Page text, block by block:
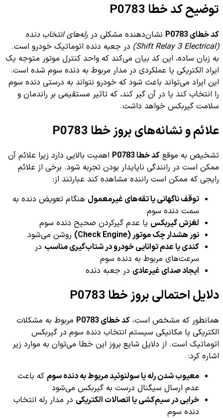
توضیح کد خطا P0783
کد خطای P0783 نشان‌دهنده مشکلی در رله‌های انتخاب دنده
(Shift Relay 3 Electrical)
در جعبه دنده اتوماتیک خودرو است.
به زبان ساده، این کد بیان می‌کند که واحد کنترل موتور متوجه یک
ایراد الکتریکی یا عملکردی در مدار مربوط به دنده سوم شده است.
این ایراد می‌تواند باعث شود که خودرو نتواند به درستی دنده سوم
را انتخاب کند یا در آن گیر کند، که تاثیر مستقیمی بر راندمان و
سلامت گیربکس خواهد داشت.
علائم و نشانه‌های بروز خطا P0783
تشخیص به موقع کد خطا P0783
اهمیت بالایی دارد زیرا علائم آن
ممکن است در رانندگی ناپایدار بودن تجربه شود. برخی از علائم
رایجی که ممکن است راننده مشاهده کند عبارتند از:
توقف ناگهانی یا تقه‌های غیرمعمول هنگام تعویض دنده به
سمت دنده سوم
لغزش گیربکس یا عدم گیرکردن صحیح دنده سوم
نور هشدار چک موتور (Check Engine)
روشن می‌شود
کندی یا عدم توانایی خودرو در شتاب‌گیری مناسب در
سرعت‌های مربوط به دنده سوم
ایجاد صدای غیرعادی در جعبه دنده
دلایل احتمالی بروز خطا P0783
همانطور که مشخص است، کد خطای P0783
مربوط به مشکلات
الکتریکی یا مکانیکی سیستم انتخاب دنده سوم در گیربکس
اتوماتیک است. از دلایل شایع بروز این خطا می‌توان به موارد زیر
اشاره کرد:
معیوب شدن رله یا سولنوئید مربوط به دنده سوم که باعث
عدم ارسال سیگنال درست به گیربکس می‌شود
خرابی در سیم‌کشی یا اتصالات الکتریکی در مدار رله انتخاب
دنده سوم